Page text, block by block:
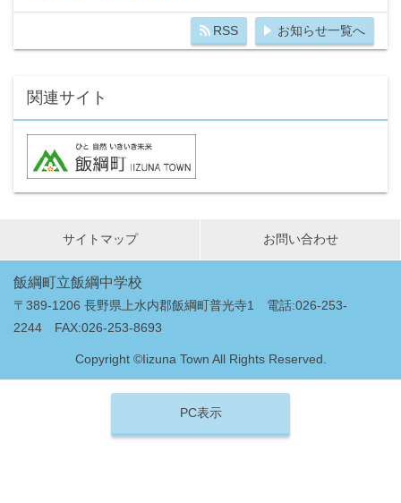
RSS お知らせ一覧へ
関連サイト
サイトマップ お問い合わせ
飯綱町立飯綱中学校
〒389-1206 長野県上水内郡飯綱町普光寺1 電話:026-253-
2244 FAX:026-253-8693
Copyright ©Iizuna Town All Rights Reserved.
PC表示